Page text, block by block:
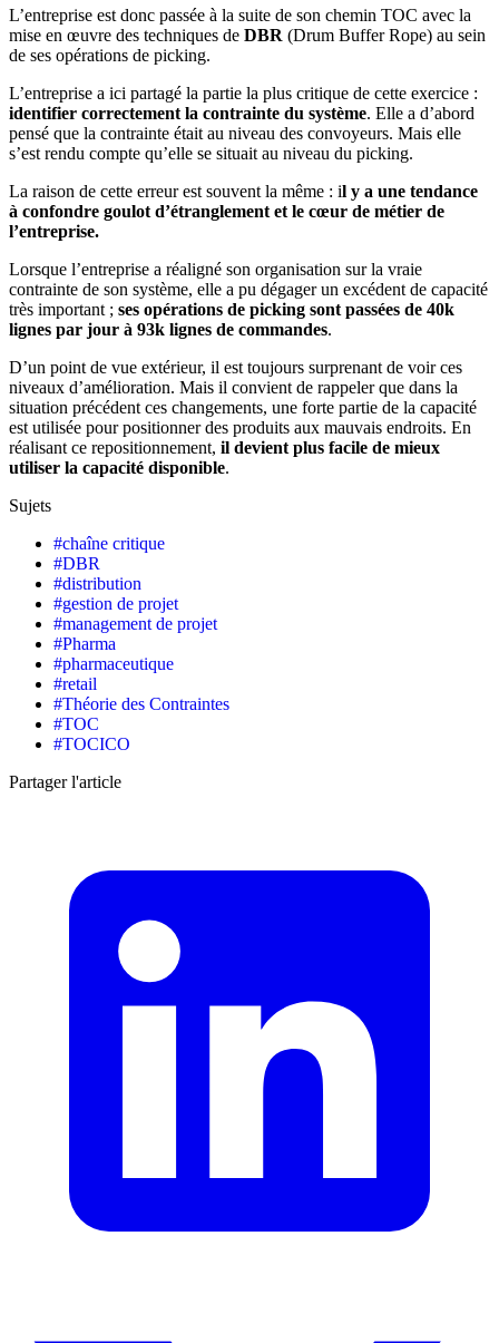
L’entreprise est donc passée à la suite de son chemin TOC avec la
mise en œuvre des techniques de DBR (Drum Buffer Rope) au sein
de ses opérations de picking.
L’entreprise a ici partagé la partie la plus critique de cette exercice :
identifier correctement la contrainte du système. Elle a d’abord
pensé que la contrainte était au niveau des convoyeurs. Mais elle
s’est rendu compte qu’elle se situait au niveau du picking.
La raison de cette erreur est souvent la même : il y a une tendance
à confondre goulot d’étranglement et le cœur de métier de
l’entreprise.
Lorsque l’entreprise a réaligné son organisation sur la vraie
contrainte de son système, elle a pu dégager un excédent de capacité
très important ; ses opérations de picking sont passées de 40k
lignes par jour à 93k lignes de commandes.
D’un point de vue extérieur, il est toujours surprenant de voir ces
niveaux d’amélioration. Mais il convient de rappeler que dans la
situation précédent ces changements, une forte partie de la capacité
est utilisée pour positionner des produits aux mauvais endroits. En
réalisant ce repositionnement, il devient plus facile de mieux
utiliser la capacité disponible.
Sujets
#chaîne critique
#DBR
#distribution
#gestion de projet
#management de projet
#Pharma
#pharmaceutique
#retail
#Théorie des Contraintes
#TOC
#TOCICO
Partager l'article